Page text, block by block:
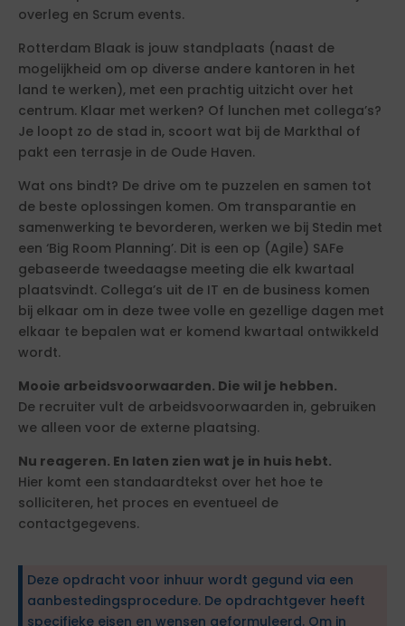
overleg en Scrum events.
Rotterdam Blaak is jouw standplaats (naast de
mogelijkheid om op diverse andere kantoren in het
land te werken), met een prachtig uitzicht over het
centrum. Klaar met werken? Of lunchen met collega’s?
Je loopt zo de stad in, scoort wat bij de Markthal of
pakt een terrasje in de Oude Haven.
Wat ons bindt? De drive om te puzzelen en samen tot
de beste oplossingen komen. Om transparantie en
samenwerking te bevorderen, werken we bij Stedin met
een ‘Big Room Planning’. Dit is een op (Agile) SAFe
gebaseerde tweedaagse meeting die elk kwartaal
plaatsvindt. Collega’s uit de IT en de business komen
bij elkaar om in deze twee volle en gezellige dagen met
elkaar te bepalen wat er komend kwartaal ontwikkeld
wordt.
Mooie arbeidsvoorwaarden. Die wil je hebben.
De recruiter vult de arbeidsvoorwaarden in, gebruiken
we alleen voor de externe plaatsing.
Nu reageren. En laten zien wat je in huis hebt.
Hier komt een standaardtekst over het hoe te
solliciteren, het proces en eventueel de
contactgegevens.
Deze opdracht voor inhuur wordt gegund via een
aanbestedingsprocedure. De opdrachtgever heeft
specifieke eisen en wensen geformuleerd. Om in